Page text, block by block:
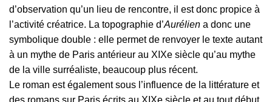
d’observation qu’un lieu de rencontre, il est donc propice à
l’activité créatrice. La topographie d’Aurélien a donc une
symbolique double : elle permet de renvoyer le texte autant
à un mythe de Paris antérieur au XIXe siècle qu’au mythe
de la ville surréaliste, beaucoup plus récent.
Le roman est également sous l’influence de la littérature et
des romans sur Paris écrits au XIXe siècle et au tout début